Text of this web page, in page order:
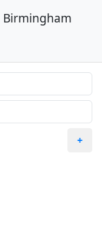
Birmingham
+